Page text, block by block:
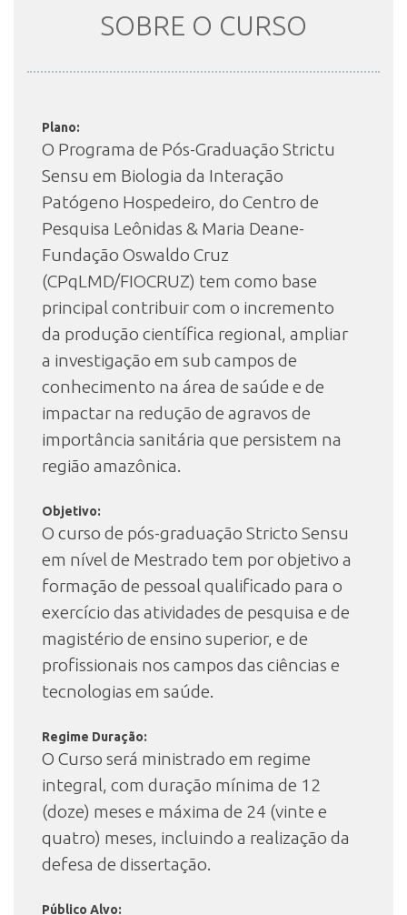
DOCENTES
CONTATO
SOBRE O CURSO
Plano:
O Programa de Pós-Graduação Strictu
Sensu em Biologia da Interação
Patógeno Hospedeiro, do Centro de
Pesquisa Leônidas & Maria Deane-
Fundação Oswaldo Cruz
(CPqLMD/FIOCRUZ) tem como base
principal contribuir com o incremento
da produção científica regional, ampliar
a investigação em sub campos de
conhecimento na área de saúde e de
impactar na redução de agravos de
importância sanitária que persistem na
região amazônica.
Objetivo:
O curso de pós-graduação Stricto Sensu
em nível de Mestrado tem por objetivo a
formação de pessoal qualificado para o
exercício das atividades de pesquisa e de
magistério de ensino superior, e de
profissionais nos campos das ciências e
tecnologias em saúde.
Regime Duração:
O Curso será ministrado em regime
integral, com duração mínima de 12
(doze) meses e máxima de 24 (vinte e
quatro) meses, incluindo a realização da
defesa de dissertação.
Público Alvo: